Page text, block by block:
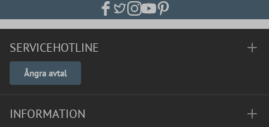
SERVICEHOTLINE
Ångra avtal
INFORMATION